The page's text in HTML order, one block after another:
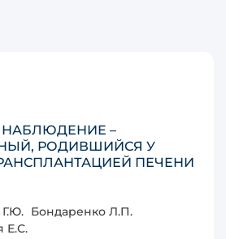
–
РОДИВШИЙСЯ У
ПЕЧЕНИ
Бондаренко Л.П.
Е.С.